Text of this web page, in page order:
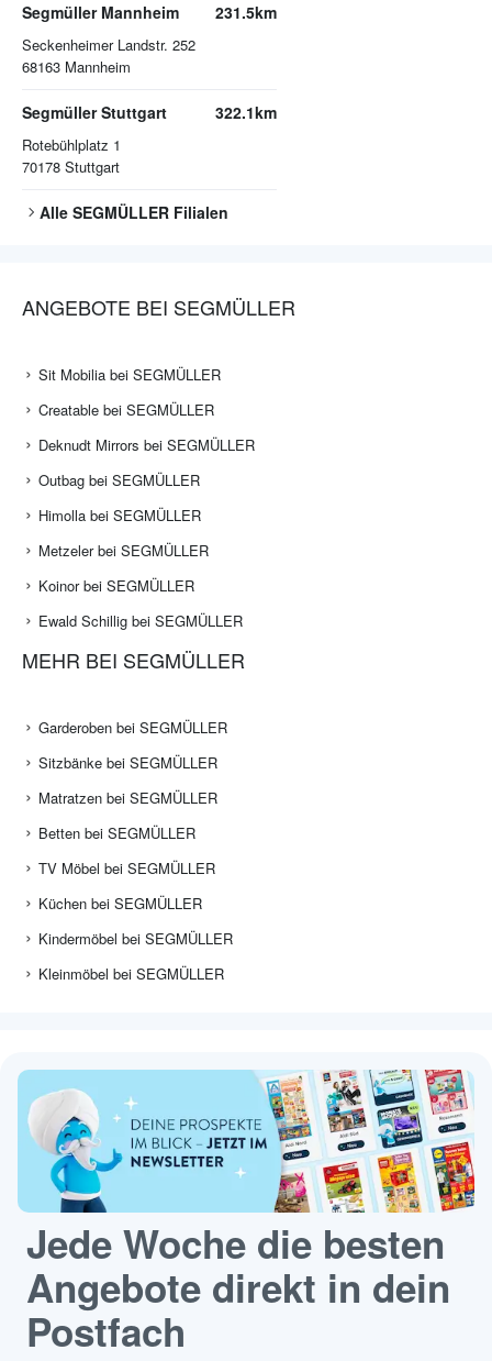
Segmüller Mannheim
Seckenheimer Landstr. 252
68163 Mannheim
231.5km
Segmüller Stuttgart
Rotebühlplatz 1
70178 Stuttgart
322.1km
Alle SEGMÜLLER Filialen
ANGEBOTE BEI SEGMÜLLER
Sit Mobilia bei SEGMÜLLER
Creatable bei SEGMÜLLER
Deknudt Mirrors bei SEGMÜLLER
Outbag bei SEGMÜLLER
Himolla bei SEGMÜLLER
Metzeler bei SEGMÜLLER
Koinor bei SEGMÜLLER
Ewald Schillig bei SEGMÜLLER
MEHR BEI SEGMÜLLER
Garderoben bei SEGMÜLLER
Sitzbänke bei SEGMÜLLER
Matratzen bei SEGMÜLLER
Betten bei SEGMÜLLER
TV Möbel bei SEGMÜLLER
Küchen bei SEGMÜLLER
Kindermöbel bei SEGMÜLLER
Kleinmöbel bei SEGMÜLLER
Jede Woche die besten
Angebote direkt in dein
Postfach